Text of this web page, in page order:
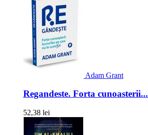
Adam Grant
Regandeste. Forta cunoasterii...
52,38 lei